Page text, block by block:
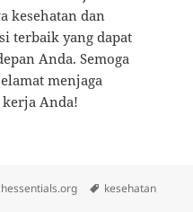
kesehatan dan
terbaik yang dapat
Anda. Semoga
menjaga
kerja Anda!
Tags
kesehatan